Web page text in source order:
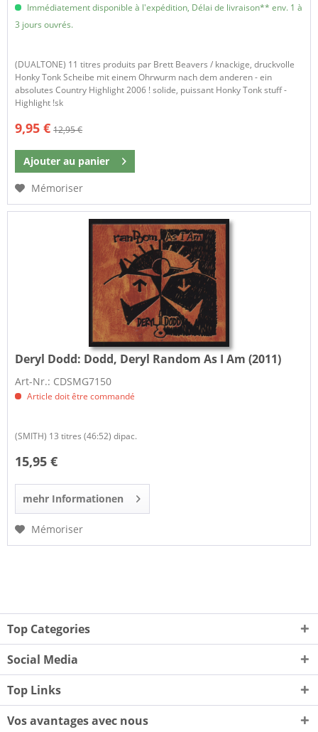
Immédiatement disponible à l'expédition, Délai de livraison** env. 1 à
3 jours ouvrés.
(DUALTONE) 11 titres produits par Brett Beavers / knackige, druckvolle
Honky Tonk Scheibe mit einem Ohrwurm nach dem anderen - ein
absolutes Country Highlight 2006 ! solide, puissant Honky Tonk stuff -
Highlight !sk
9,95 € 12,95 €
Ajouter au panier
Mémoriser
Deryl Dodd: Dodd, Deryl Random As I Am (2011)
Art-Nr.: CDSMG7150
Article doit être commandé
(SMITH) 13 titres (46:52) dipac.
15,95 €
mehr Informationen
Mémoriser
Top Categories
Social Media
Top Links
Vos avantages avec nous